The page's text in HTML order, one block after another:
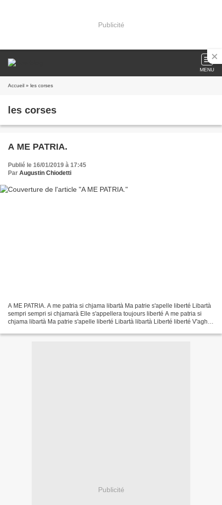
Publicité
MENU
Accueil » les corses
les corses
A ME PATRIA.
Publié le 16/01/2019 à 17:45
Par Augustin Chiodetti
A ME PATRIA. A me patria si chjama libartà Ma patrie s'apelle liberté Libartà
sempri sempri si chjamarà Elle s'appellera toujours liberté A me patria si
chjama libartà Ma patrie s'apelle liberté Libartà libartà Liberté liberté V'aghju
Publicité